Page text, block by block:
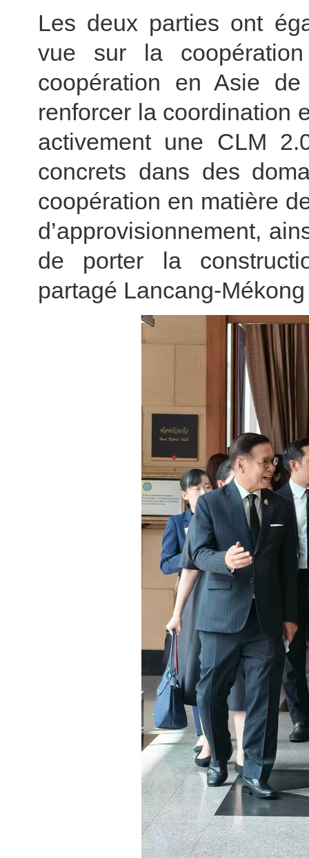
Les deux parties ont
vue sur la
coopération en Asie
renforcer la coordination
activement une CLM
concrets dans des
coopération en matière
d’approvisionnement,
de porter la
partagé Lancang-